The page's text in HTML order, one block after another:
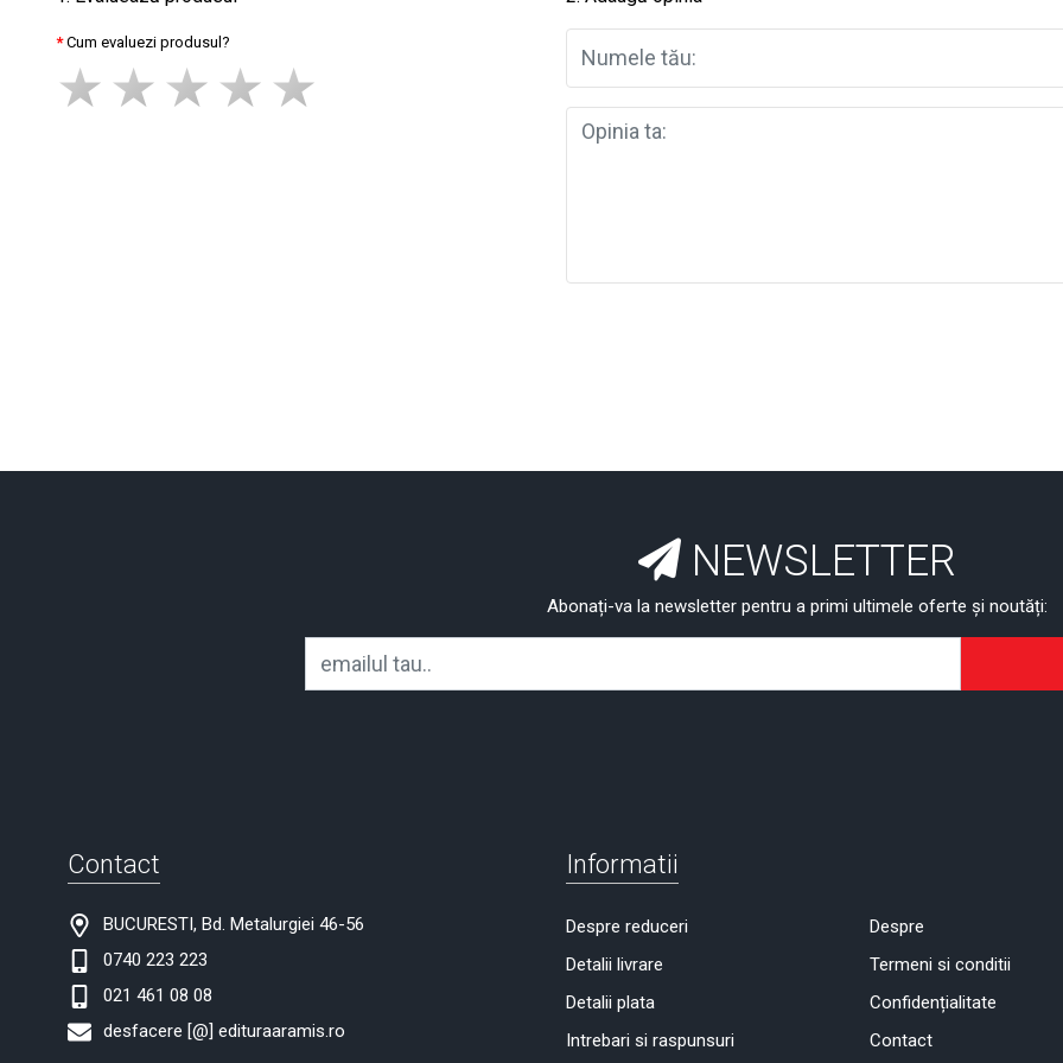
Cum evaluezi produsul?
NEWSLETTER
Abonați-va la newsletter pentru a primi ultimele oferte și noutăți:
Contact
BUCURESTI, Bd. Metalurgiei 46-56
0740 223 223
021 461 08 08
desfacere [@] edituraaramis.ro
Informatii
Despre reduceri
Detalii livrare
Detalii plata
Intrebari si raspunsuri
Despre
Termeni si conditii
Confidențialitate
Contact